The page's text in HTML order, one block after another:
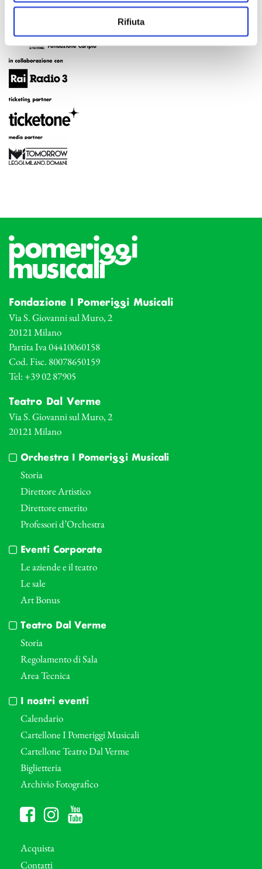
Rifiuta
Fondazione I Pomeriggi Musicali
Via S. Giovanni sul Muro, 2
20121 Milano
Partita Iva 04410060158
Cod. Fisc. 80078650159
Tel: +39 02 87905
Teatro Dal Verme
Via S. Giovanni sul Muro, 2
20121 Milano
Orchestra I Pomeriggi Musicali
Storia
Direttore Artistico
Direttore emerito
Professori d’Orchestra
Eventi Corporate
Le aziende e il teatro
Le sale
Art Bonus
Teatro Dal Verme
Storia
Regolamento di Sala
Area Tecnica
I nostri eventi
Calendario
Cartellone I Pomeriggi Musicali
Cartellone Teatro Dal Verme
Biglietteria
Archivio Fotografico
Acquista
Contatti